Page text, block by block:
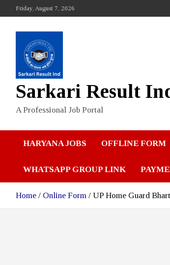
to
Friday, August 7, 2026
Sarkari Result
A Professional Job Portal
HARYANA JOBS OFFLINE FORM
WHATSAPP GROUP LINK
Home Online Form UP Home Guard